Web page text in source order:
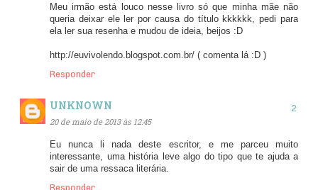
Meu irmão está louco nesse livro só que minha mãe não
queria deixar ele ler por causa do título kkkkkk, pedi para
ela ler sua resenha e mudou de ideia, beijos :D
http://euvivolendo.blogspot.com.br/ ( comenta lá :D )
Responder
UNKNOWN
20 de maio de 2013 às 12:45
Eu nunca li nada deste escritor, e me parceu muito
interessante, uma história leve algo do tipo que te ajuda a
sair de uma ressaca literária.
Responder